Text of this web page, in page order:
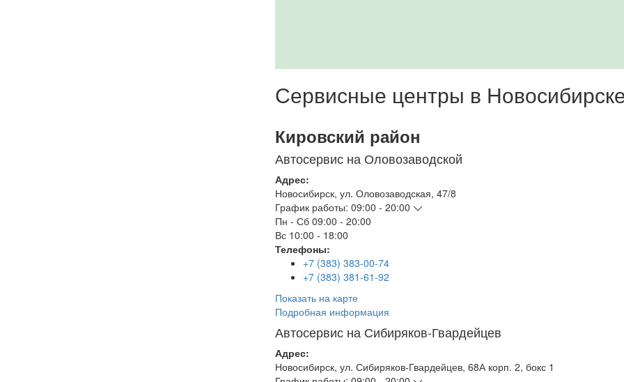
Сервисные центры в
Кировский район
Автосервис на Оловозаводской
Адрес:
Новосибирск, ул. Оловозаводская, 47/8
График работы: 09:00 - 20:00
Пн - Сб 09:00 - 20:00
Вс 10:00 - 18:00
Телефоны:
+7 (383) 383-00-74
+7 (383) 381-61-92
Показать на карте
Подробная информация
Автосервис на Сибиряков-Гвардейцев
Адрес:
Новосибирск, ул. Сибиряков-Гвардейцев, 68А корп. 2, бокс 1